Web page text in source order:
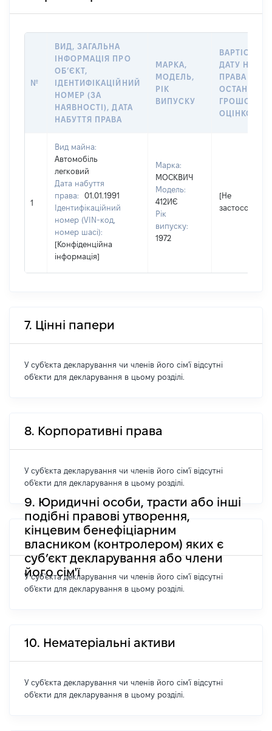
№
ВИД, ЗАГАЛЬНА
ІНФОРМАЦІЯ ПРО
ОБʼЄКТ,
ІДЕНТИФІКАЦІЙНИЙ
НОМЕР (ЗА
НАЯВНОСТІ), ДАТА
НАБУТТЯ ПРАВА
МАРКА,
МОДЕЛЬ,
РІК
ВИПУСКУ
ВАРТІСТЬ
ДАТУ
ПРАВА АБО
ГРОШОВОЮ
ОЦІНКОЮ,
1
Вид майна:
Автомобіль
легковий
Дата набуття
права:
01.01.1991
Ідентифікаційний
номер (VIN-код,
номер шасі):
[Конфіденційна
інформація]
Марка:
МОСКВИЧ
Модель:
412ИЄ
Рік
випуску:
1972
[Не
7. Цінні папери
У суб'єкта декларування чи членів його сім'ї відсутні
об'єкти для декларування в цьому розділі.
8. Корпоративні права
У суб'єкта декларування чи членів його сім'ї відсутні
об'єкти для декларування в цьому розділі.
9. Юридичні особи, трасти або інші
подібні правові утворення,
кінцевим бенефіціарним
власником (контролером) яких є
суб’єкт декларування або члени
його сім'ї
У суб'єкта декларування чи членів його сім'ї відсутні
об'єкти для декларування в цьому розділі.
10. Нематеріальні активи
У суб'єкта декларування чи членів його сім'ї відсутні
об'єкти для декларування в цьому розділі.